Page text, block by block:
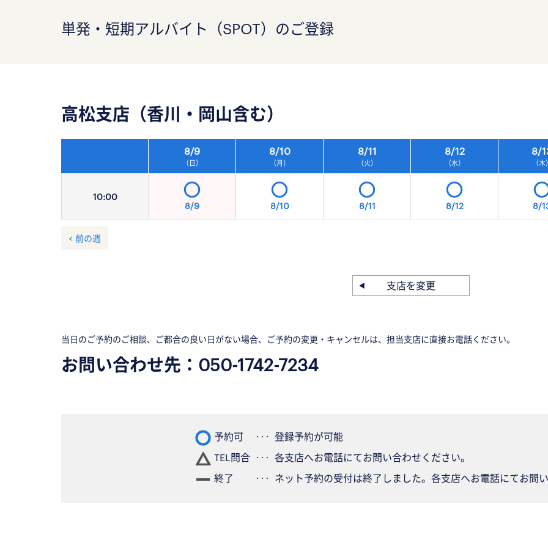
単発・短期アルバイト（SPOT）のご登録
高松支店（香川・岡山含む）
10:00
8/9
（日）
8/10
（月）
8/11
（火）
8/12
（水）
8/
（木）
8/9 8/10 8/11 8/12 8/
< 前の週
支店を変更
当日のご予約のご相談、ご都合の良い日がない場合、ご予約の変更・キャンセルは、担当支店に直接お電話ください。
お問い合わせ先： 050-1742-7234
予約可
登録予約が可能
TEL問合
各支店へお電話にてお問い合わせください。
終了
ネット予約の受付は終了しました。各支店へお電話にてお問い